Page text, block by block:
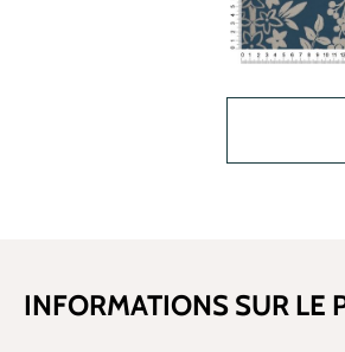
INFORMATIONS SUR LE